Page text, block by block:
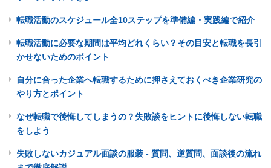
転職活動のスケジュール全10ステップを準備編・実践編で紹介
転職活動に必要な期間は平均どれくらい？その目安と転職を長引
かせないためのポイント
自分に合った企業へ転職するために押さえておくべき企業研究の
やり方とポイント
なぜ転職で後悔してしまうの？失敗談をヒントに後悔しない転職
をしよう
失敗しないカジュアル面談の服装 - 質問、逆質問、面談後の流れ